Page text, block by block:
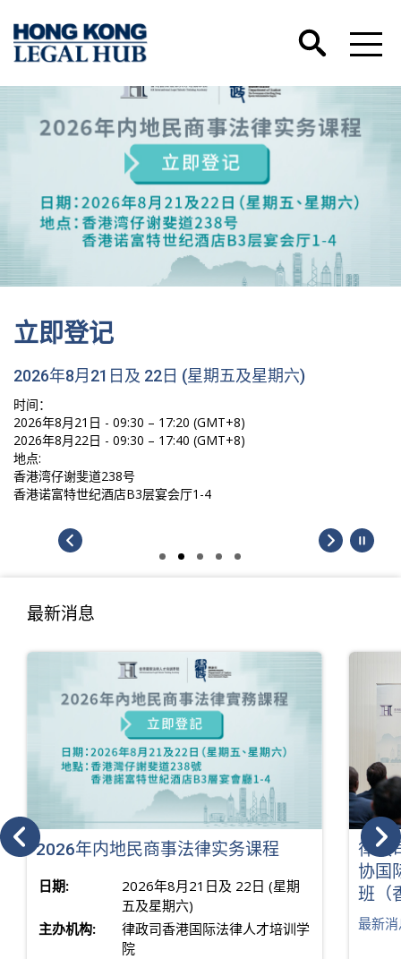
立即登记
2026年8月21日及 22日 (星期五及星期六)
时间：
2026年8月21日 - 09:30 – 17:20 (GMT+8)
2026年8月22日 - 09:30 – 17:40 (GMT+8)
地点:
香港湾仔谢斐道238号
香港诺富特世纪酒店B3层宴会厅1-4
最新消息
2026年内地民商事法律实务课程
日期:
2026年8月21日及 22日 (星期
五及星期六)
主办机构:
律政司香港国际法律人才培训学
院
律政
协国
班（
最新